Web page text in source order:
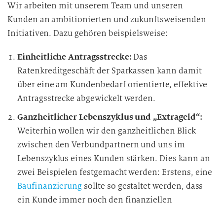
Wir arbeiten mit unserem Team und unseren
Kunden an ambitionierten und zukunftsweisenden
Initiativen. Dazu gehören beispielsweise:
Einheitliche Antragsstrecke: Das
Ratenkreditgeschäft der Sparkassen kann damit
über eine am Kundenbedarf orientierte, effektive
Antragsstrecke abgewickelt werden.
Ganzheitlicher Lebenszyklus und „Extrageld“:
Weiterhin wollen wir den ganzheitlichen Blick
zwischen den Verbundpartnern und uns im
Lebenszyklus eines Kunden stärken. Dies kann an
zwei Beispielen festgemacht werden: Erstens, eine
Baufinanzierung sollte so gestaltet werden, dass
ein Kunde immer noch den finanziellen